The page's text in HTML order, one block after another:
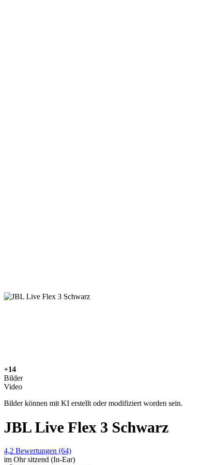
+14
Bilder
Video
Bilder können mit KI erstellt oder modifiziert worden sein.
JBL Live Flex 3 Schwarz
4,2 Bewertungen (64)
im Ohr sitzend (In-Ear)